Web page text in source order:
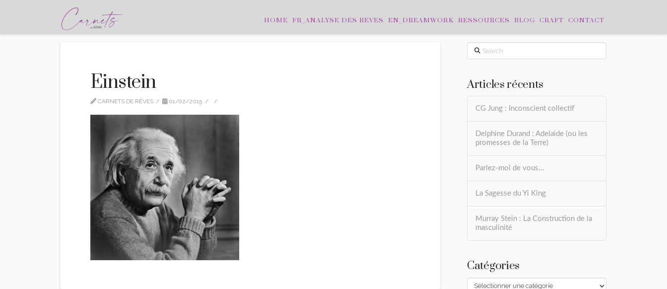
HOME FR_ANALYSE DES REVES EN_DREAMWORK RESSOURCES BLOG CRAFT CONTACT
Einstein
CARNETS DE RÊVES 01/02/2015
Search
Articles récents
CG Jung : Inconscient collectif
Delphine Durand : Adelaide (ou les
promesses de la Terre)
Parlez-moi de vous…
La Sagesse du Yi King
Murray Stein : La Construction de la
masculinité
Catégories
Catégories